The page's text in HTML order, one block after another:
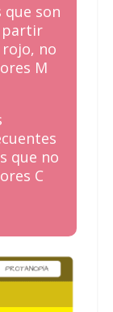
que son
partir
no
M
que no
C